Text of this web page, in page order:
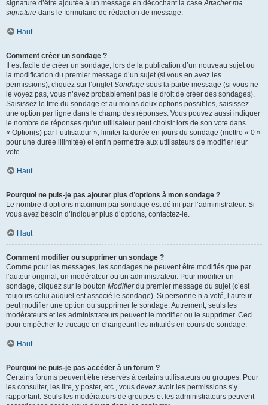
signature d’être ajoutée à un message en décochant la caseAttacher ma
signature dans le formulaire de rédaction de message.
Haut
Comment créer un sondage ?
Il est facile de créer un sondage, lors de la publication d’un nouveau sujet ou
la modification du premier message d’un sujet (si vous en avez les
permissions), cliquez sur l’ongletSondage sous la partie message (si vous ne
le voyez pas, vous n’avez probablement pas le droit de créer des sondages).
Saisissez le titre du sondage et au moins deux options possibles, saisissez
une option par ligne dans le champ des réponses. Vous pouvez aussi indiquer
le nombre de réponses qu’un utilisateur peut choisir lors de son vote dans
« Option(s) par l’utilisateur », limiter la durée en jours du sondage (mettre « 0 »
pour une durée illimitée) et enfin permettre aux utilisateurs de modifier leur
vote.
Haut
Pourquoi ne puis-je pas ajouter plus d’options à mon sondage ?
Le nombre d’options maximum par sondage est défini par l’administrateur. Si
vous avez besoin d’indiquer plus d’options, contactez-le.
Haut
Comment modifier ou supprimer un sondage ?
Comme pour les messages, les sondages ne peuvent être modifiés que par
l’auteur original, un modérateur ou un administrateur. Pour modifier un
sondage, cliquez sur le bouton Modifierdu premier message du sujet (c’est
toujours celui auquel est associé le sondage). Si personne n’a voté, l’auteur
peut modifier une option ou supprimer le sondage. Autrement, seuls les
modérateurs et les administrateurs peuvent le modifier ou le supprimer. Ceci
pour empêcher le trucage en changeant les intitulés en cours de sondage.
Haut
Pourquoi ne puis-je pas accéder à un forum ?
Certains forums peuvent être réservés à certains utilisateurs ou groupes. Pour
les consulter, les lire, y poster, etc., vous devez avoir les permissions s’y
rapportant. Seuls les modérateurs de groupes et les administrateurs peuvent